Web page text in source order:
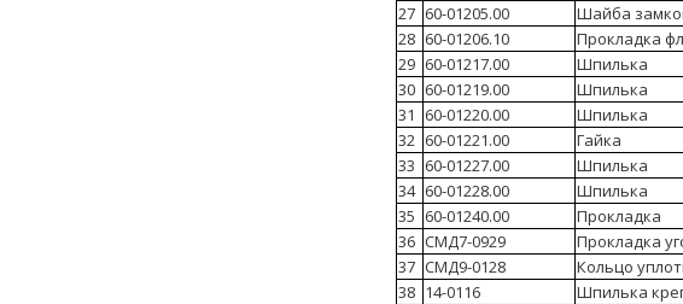
27 60-01205.00
Шайба
28 60-01206.10
Прокладка
29 60-01217.00
Шпилька
30 60-01219.00
Шпилька
31
60-01220.00
Шпилька
32 60-01221.00
Гайка
33 60-01227.00
Шпилька
34 60-01228.00
Шпилька
35 60-01240.00
Прокладка
36 СМД7-0929
Прокладка
37 СМД9-0128
Кольцо
38 14-0116
Шпилька